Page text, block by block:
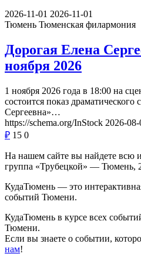
2026-11-01 2026-11-01
Тюмень Тюменская филармония
Дорогая Елена
ноября 2026
1 ноября 2026 года в 18:00 на
состоится показ драматического
Сергеевна»…
https://schema.org/InStock 2026-
₽ 15 0
На нашем сайте вы найдете всю
группа «Трубецкой» — Тюмень,
КудаТюмень — это
событий Тюмени.
КудаТюмень в курсе всех
Тюмени.
Если вы знаете о событии,
нам!